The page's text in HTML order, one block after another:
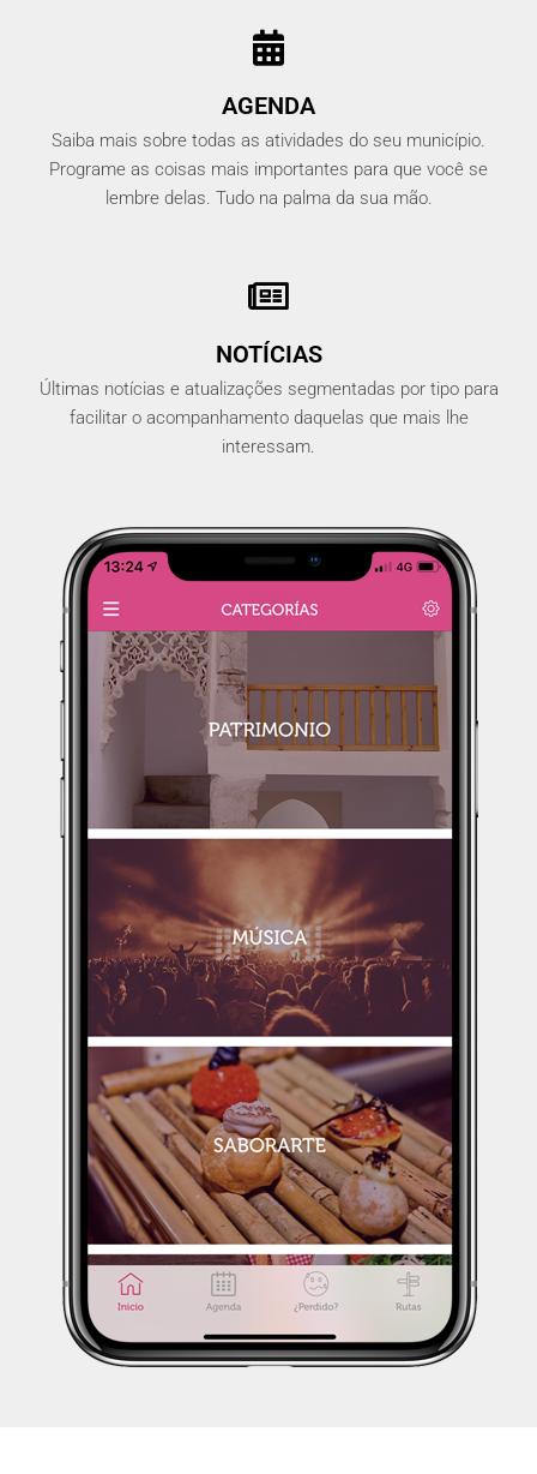
AGENDA
Saiba mais sobre todas as atividades do seu município.
Programe as coisas mais importantes para que você se
lembre delas. Tudo na palma da sua mão.
NOTÍCIAS
Últimas notícias e atualizações segmentadas por tipo para
facilitar o acompanhamento daquelas que mais lhe
interessam.